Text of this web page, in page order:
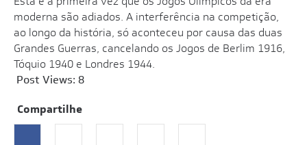
moderna são adiados. A interferência na competição,
ao longo da história, só aconteceu por causa das duas
Grandes Guerras, cancelando os Jogos de Berlim 1916,
Tóquio 1940 e Londres 1944.
Post Views: 8
Compartilhe